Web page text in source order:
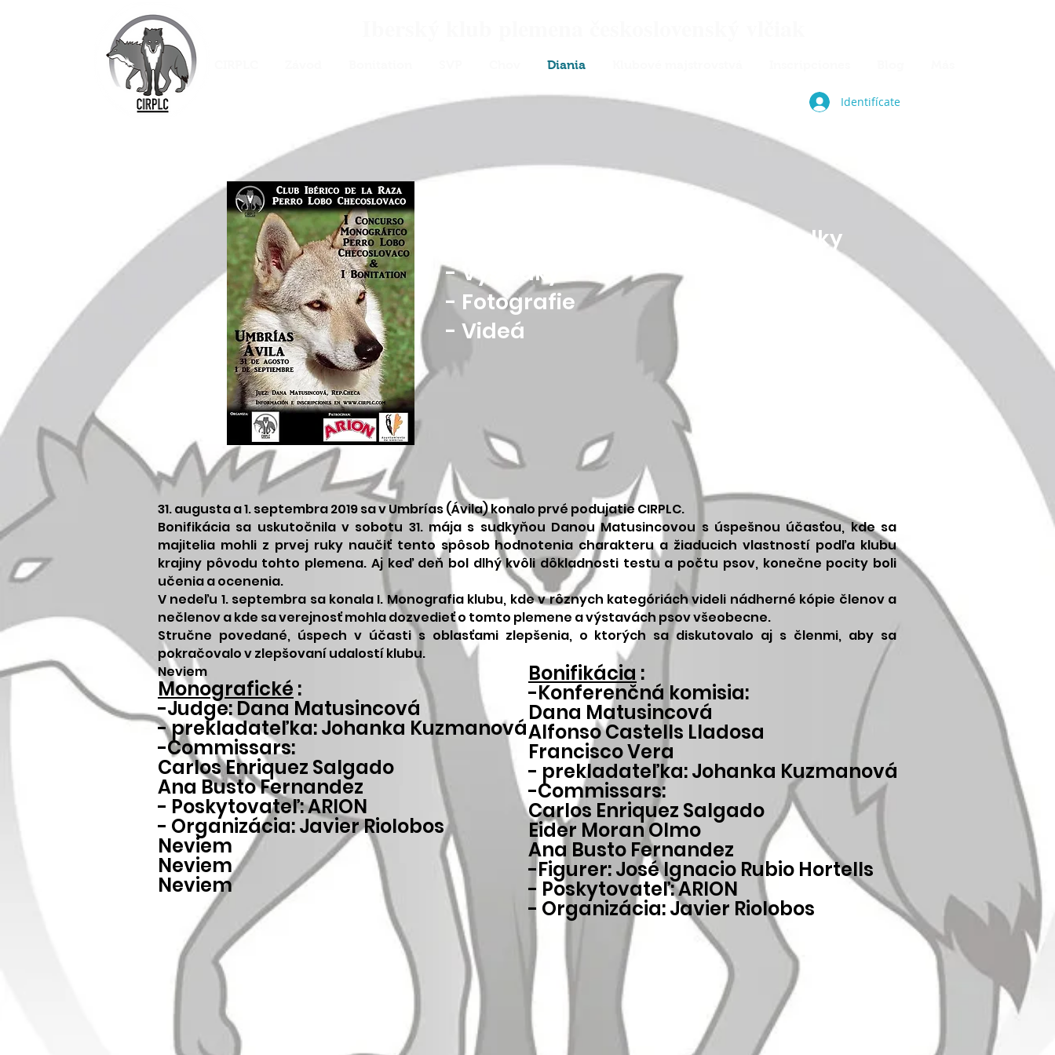
Diania
Identifícate
-Výsledky
- Fotografie
- Videá
-Bonitácia výsledky
31. augusta a 1. septembra 2019 sa v Umbrías (Ávila) konalo prvé podujatie CIRPLC.
Bonifikácia sa uskutočnila v sobotu 31. mája s sudkyňou Danou Matusincovou s úspešnou účasťou, kde sa
majitelia mohli z prvej ruky naučiť tento spôsob hodnotenia charakteru a žiaducich vlastností podľa klubu
krajiny pôvodu tohto plemena. Aj keď deň bol dlhý kvôli dôkladnosti testu a počtu psov, konečne pocity boli
učenia a ocenenia.
V nedeľu 1. septembra sa konala I. Monografia klubu, kde v rôznych kategóriách videli nádherné kópie členov a
nečlenov a kde sa verejnosť mohla dozvedieť o tomto plemene a výstavách psov všeobecne.
Stručne povedané, úspech v účasti s oblasťami zlepšenia, o ktorých sa diskutovalo aj s členmi, aby sa
pokračovalo v zlepšovaní udalostí klubu.
Neviem
Monografické :
-Judge: Dana Matusincová
- prekladateľka: Johanka Kuzmanová
-Commissars:
Carlos Enriquez Salgado
Ana Busto Fernandez
- Poskytovateľ: ARION
- Organizácia: Javier Riolobos
Neviem
Neviem
Neviem
Bonifikácia :
-Konferenčná komisia:
Dana Matusincová
Alfonso Castells Lladosa
Francisco Vera
- prekladateľka: Johanka Kuzmanová
-Commissars:
Carlos Enriquez Salgado
Eider Moran Olmo
Ana Busto Fernandez
-Figurer: José Ignacio Rubio Hortells
- Poskytovateľ: ARION
- Organizácia: Javier Riolobos